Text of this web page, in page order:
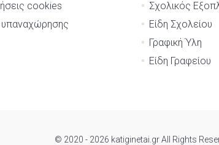
cookies
υπαναχώρησης
Σχολικός
Είδη Σχολείου
Γραφική Ύλη
Είδη Γραφείου
© 2020 - 2026 katiginetai.gr All Rights